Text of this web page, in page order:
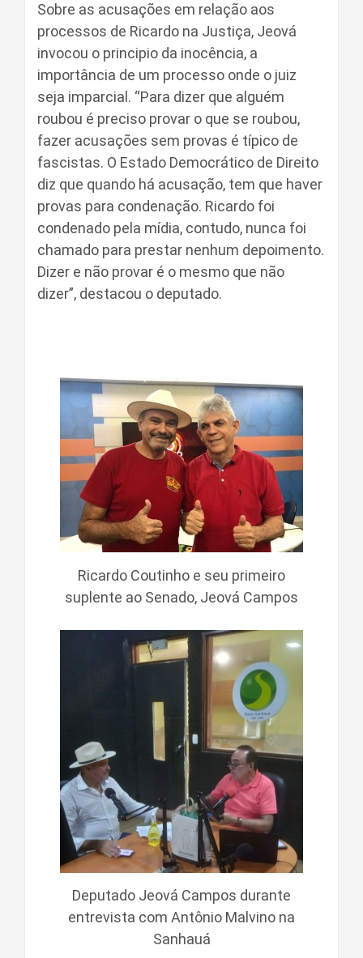
Sobre as acusações em relação aos
processos de Ricardo na Justiça, Jeová
invocou o principio da inocência, a
importância de um processo onde o juiz
seja imparcial. “Para dizer que alguém
roubou é preciso provar o que se roubou,
fazer acusações sem provas é típico de
fascistas. O Estado Democrático de Direito
diz que quando há acusação, tem que haver
provas para condenação. Ricardo foi
condenado pela mídia, contudo, nunca foi
chamado para prestar nenhum depoimento.
Dizer e não provar é o mesmo que não
dizer”, destacou o deputado.
Ricardo Coutinho e seu primeiro
suplente ao Senado, Jeová Campos
Deputado Jeová Campos durante
entrevista com Antônio Malvino na
Sanhauá